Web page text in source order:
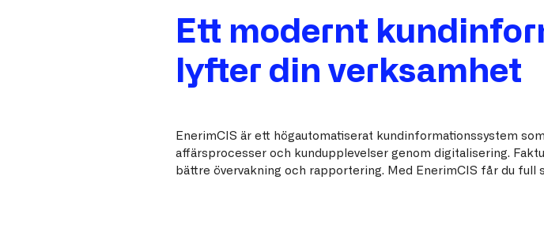
Ett modernt
lyfter din verksamhet
EnerimCIS är ett högautomatiserat kundinformationssystem
affärsprocesser och kundupplevelser genom digitalisering.
bättre övervakning och rapportering. Med EnerimCIS får du